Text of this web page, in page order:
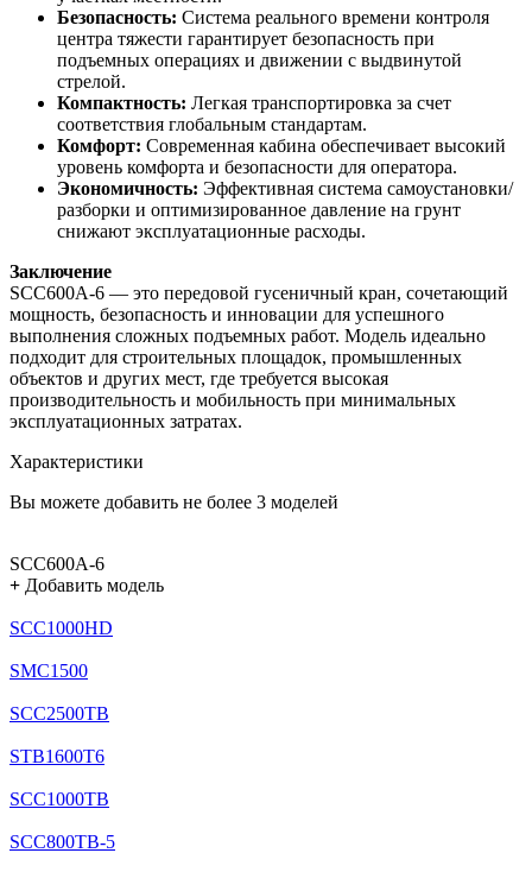
Безопасность: Система реального времени контроля
центра тяжести гарантирует безопасность при
подъемных операциях и движении с выдвинутой
стрелой.
Компактность: Легкая транспортировка за счет
соответствия глобальным стандартам.
Комфорт: Современная кабина обеспечивает высокий
уровень комфорта и безопасности для оператора.
Экономичность: Эффективная система самоустановки/
разборки и оптимизированное давление на грунт
снижают эксплуатационные расходы.
Заключение
SCC600A-6 — это передовой гусеничный кран, сочетающий
мощность, безопасность и инновации для успешного
выполнения сложных подъемных работ. Модель идеально
подходит для строительных площадок, промышленных
объектов и других мест, где требуется высокая
производительность и мобильность при минимальных
эксплуатационных затратах.
Характеристики
Вы можете добавить не более 3 моделей
SCC600A-6
+ Добавить модель
SCC1000HD
SMC1500
SCC2500TB
STB1600T6
SCC1000TB
SCC800TB-5